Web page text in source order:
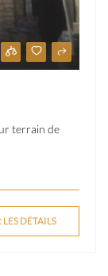
terrain de
DÉTAILS